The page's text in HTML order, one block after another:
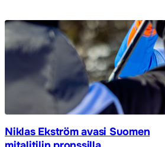
Niklas Ekström avasi Suomen